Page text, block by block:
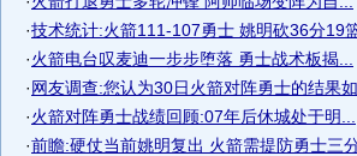
·技术统计:火箭111-107勇士 姚明砍36分19
·火箭电台叹麦迪一步步堕落 勇士战术板揭...
·网友调查:您认为30日火箭对阵勇士的结果
·火箭对阵勇士战绩回顾:07年后休城处于明...
·前瞻:硬仗当前姚明复出 火箭需提防勇士三